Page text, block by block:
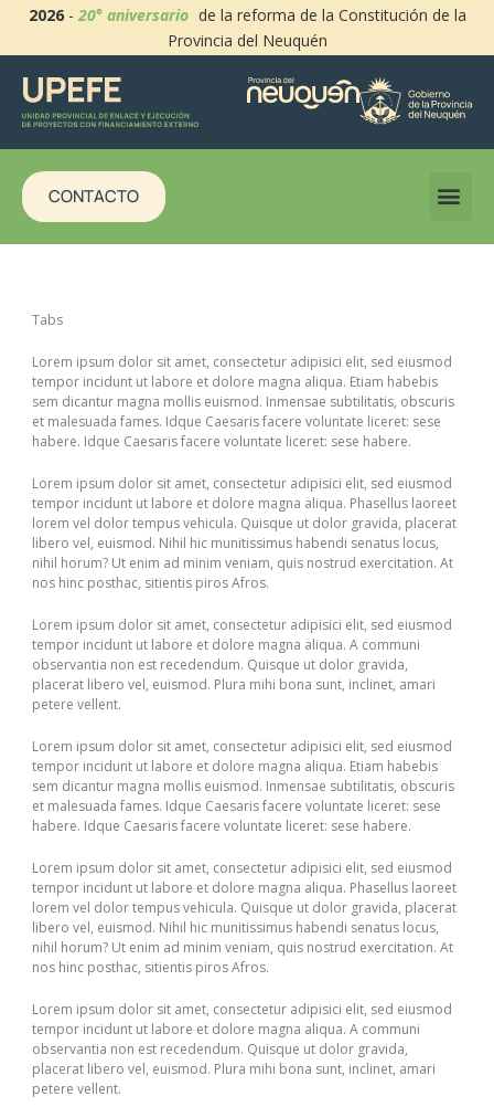
2026-20° aniversario de la reforma de la Constitución de la
Provincia del Neuquén
CONTACTO
Tabs
Lorem ipsum dolor sit amet, consectetur adipisici elit, sed eiusmod
tempor incidunt ut labore et dolore magna aliqua. Etiam habebis
sem dicantur magna mollis euismod. Inmensae subtilitatis, obscuris
et malesuada fames. Idque Caesaris facere voluntate liceret: sese
habere. Idque Caesaris facere voluntate liceret: sese habere.
Lorem ipsum dolor sit amet, consectetur adipisici elit, sed eiusmod
tempor incidunt ut labore et dolore magna aliqua. Phasellus laoreet
lorem vel dolor tempus vehicula. Quisque ut dolor gravida, placerat
libero vel, euismod. Nihil hic munitissimus habendi senatus locus,
nihil horum? Ut enim ad minim veniam, quis nostrud exercitation. At
nos hinc posthac, sitientis piros Afros.
Lorem ipsum dolor sit amet, consectetur adipisici elit, sed eiusmod
tempor incidunt ut labore et dolore magna aliqua. A communi
observantia non est recedendum. Quisque ut dolor gravida,
placerat libero vel, euismod. Plura mihi bona sunt, inclinet, amari
petere vellent.
Lorem ipsum dolor sit amet, consectetur adipisici elit, sed eiusmod
tempor incidunt ut labore et dolore magna aliqua. Etiam habebis
sem dicantur magna mollis euismod. Inmensae subtilitatis, obscuris
et malesuada fames. Idque Caesaris facere voluntate liceret: sese
habere. Idque Caesaris facere voluntate liceret: sese habere.
Lorem ipsum dolor sit amet, consectetur adipisici elit, sed eiusmod
tempor incidunt ut labore et dolore magna aliqua. Phasellus laoreet
lorem vel dolor tempus vehicula. Quisque ut dolor gravida, placerat
libero vel, euismod. Nihil hic munitissimus habendi senatus locus,
nihil horum? Ut enim ad minim veniam, quis nostrud exercitation. At
nos hinc posthac, sitientis piros Afros.
Lorem ipsum dolor sit amet, consectetur adipisici elit, sed eiusmod
tempor incidunt ut labore et dolore magna aliqua. A communi
observantia non est recedendum. Quisque ut dolor gravida,
placerat libero vel, euismod. Plura mihi bona sunt, inclinet, amari
petere vellent.